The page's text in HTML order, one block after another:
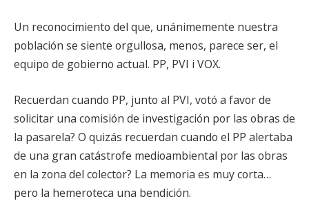
Un reconocimiento del que, unánimemente nuestra
población se siente orgullosa, menos, parece ser, el
equipo de gobierno actual. PP, PVI i VOX.
Recuerdan cuando PP, junto al PVI, votó a favor de
solicitar una comisión de investigación por las obras de
la pasarela? O quizás recuerdan cuando el PP alertaba
de una gran catástrofe medioambiental por las obras
en la zona del colector? La memoria es muy corta…
pero la hemeroteca una bendición.